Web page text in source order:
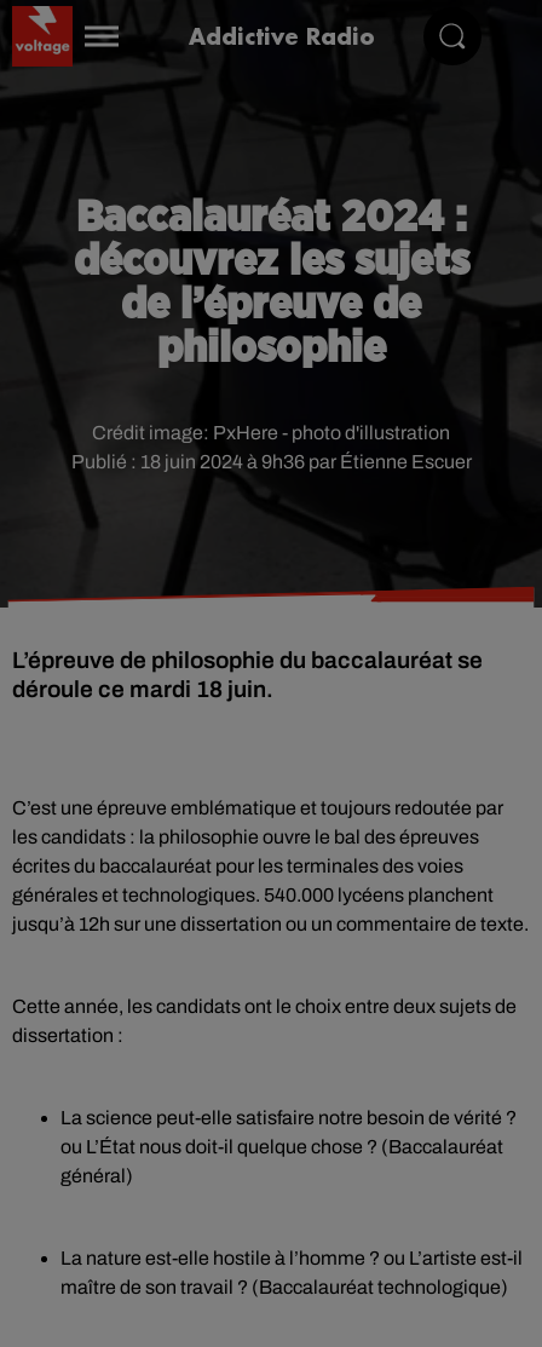
Addictive Radio
Baccalauréat 2024 :
découvrez les sujets
de l’épreuve de
philosophie
Publié : 18 juin 2024 à 9h36 par Étienne Escuer
Crédit image: PxHere - photo d'illustration
L’épreuve de philosophie du baccalauréat se
déroule ce mardi 18 juin.
C’est une épreuve emblématique et toujours redoutée par
les candidats : la philosophie ouvre le bal des épreuves
écrites du baccalauréat pour les terminales des voies
générales et technologiques. 540.000 lycéens planchent
jusqu’à 12h sur une dissertation ou un commentaire de texte.
Cette année, les candidats ont le choix entre deux sujets de
dissertation :
La science peut-elle satisfaire notre besoin de vérité ?
ou L’État nous doit-il quelque chose ? (Baccalauréat
général)
La nature est-elle hostile à l’homme ? ou L’artiste est-il
maître de son travail ? (Baccalauréat technologique)